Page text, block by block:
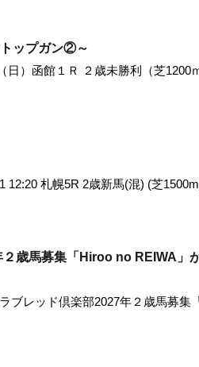
ップガン②～
日）函館１Ｒ ２歳未勝利（芝
札幌5R 2歳新馬(混) (芝
歳馬募集「Hiroo no REIWA」
ブレッド倶楽部2027年２歳馬募集